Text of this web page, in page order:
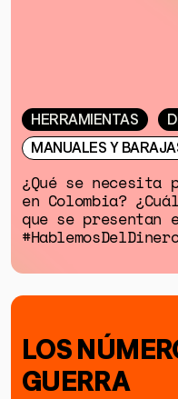
HERRAMIENTAS
MANUALES Y
¿Qué se necesita
en Colombia?
que se presentan
LOS
GUERRA